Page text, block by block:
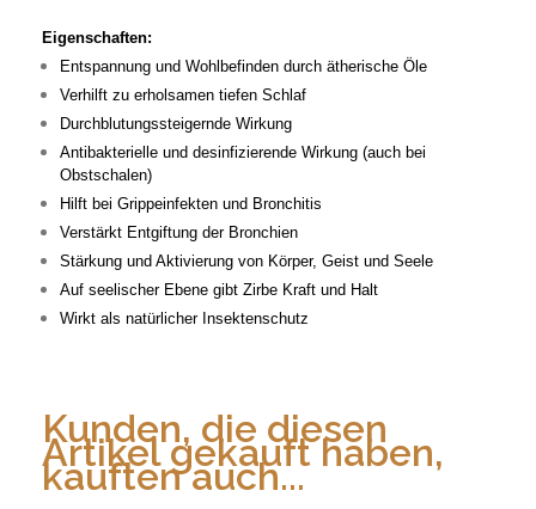
Eigenschaften:
Entspannung und Wohlbefinden durch ätherische Öle
Verhilft zu erholsamen tiefen Schlaf
Durchblutungssteigernde Wirkung
Antibakterielle und desinfizierende Wirkung (auch bei
Obstschalen)
Hilft bei Grippeinfekten und Bronchitis
Verstärkt Entgiftung der Bronchien
Stärkung und Aktivierung von Körper, Geist und Seele
Auf seelischer Ebene gibt Zirbe Kraft und Halt
Wirkt als natürlicher Insektenschutz
Kunden, die diesen
Artikel gekauft haben,
kauften auch...